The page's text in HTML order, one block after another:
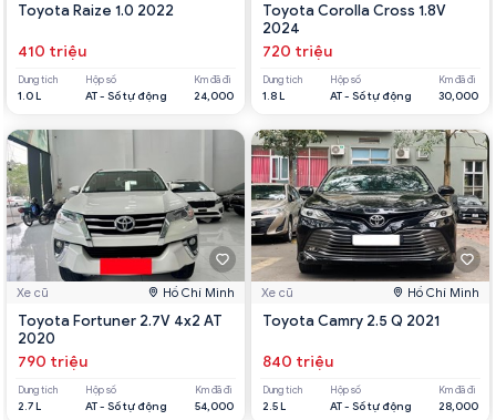
Toyota Raize 1.0 2022
410 triệu
Dung tích
1.0 L
Hộp số
AT - Số tự động
Km đã đi
24,000
Xe cũ Hồ Chí Minh
Toyota Fortuner 2.7V 4x2 AT
2020
790 triệu
Dung tích
2.7 L
Hộp số
AT - Số tự động
Km đã đi
54,000
Toyota Corolla Cross 1.8V
2024
720 triệu
Dung tích
1.8 L
Hộp số
AT - Số tự động
Km đã đi
30,000
Xe cũ Hồ Chí Minh
Toyota Camry 2.5 Q 2021
840 triệu
Dung tích
2.5 L
Hộp số
AT - Số tự động
Km đã đi
28,000